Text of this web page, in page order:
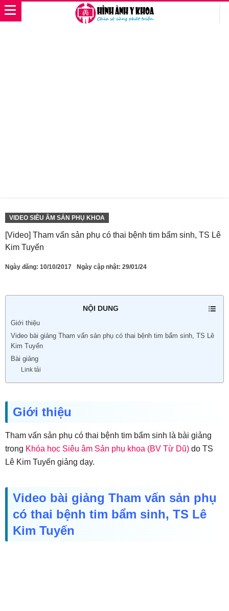
VIDEO SIÊU ÂM SẢN PHỤ KHOA
[Video] Tham vấn sản phụ có thai bệnh tim bẩm sinh, TS Lê
Kim Tuyến
Ngày đăng: 10/10/2017 Ngày cập nhật: 29/01/24
NỘI DUNG
Giới thiệu
Video bài giảng Tham vấn sản phụ có thai bệnh tim bẩm sinh, TS Lê
Kim Tuyến
Bài giảng
Link tải
Giới thiệu
Tham vấn sản phụ có thai bệnh tim bẩm sinh là bài giảng
trong Khóa học Siêu âm Sản phụ khoa (BV Từ Dũ) do TS
Lê Kim Tuyến giảng dạy.
Video bài giảng Tham vấn sản phụ
có thai bệnh tim bẩm sinh, TS Lê
Kim Tuyến